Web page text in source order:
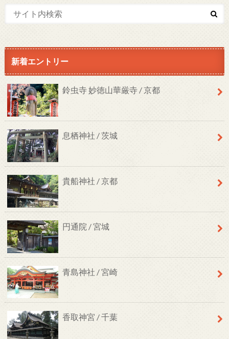
新着エントリー
鈴虫寺 妙徳山華厳寺 / 京都
息栖神社 / 茨城
貴船神社 / 京都
円通院 / 宮城
青島神社 / 宮崎
香取神宮 / 千葉